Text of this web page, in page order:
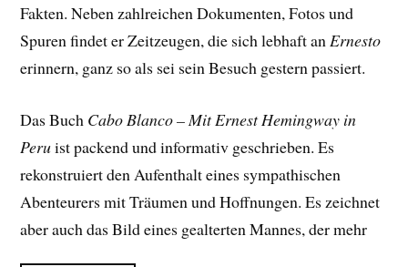
Fakten. Neben zahlreichen Dokumenten, Fotos und
Spuren findet er Zeitzeugen, die sich lebhaft anErnesto
erinnern, ganz so als sei sein Besuch gestern passiert.
Das Buch Cabo Blanco – Mit Ernest Hemingway in
Peruist packend und informativ geschrieben. Es
rekonstruiert den Aufenthalt eines sympathischen
Abenteurers mit Träumen und Hoffnungen. Es zeichnet
aber auch das Bild eines gealterten Mannes, der mehr